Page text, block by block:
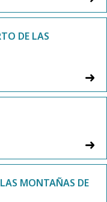
DE LAS
MONTAÑAS DE